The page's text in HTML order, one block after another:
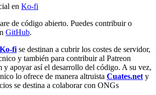
en Ko-fi
de código abierto. Puedes contribuir o
GitHub.
Ko-fi se destinan a cubrir los costes de servidor,
y también para contribuir al Patreon
apoyar así el desarrollo del código. A su vez,
lo ofrece de manera altruista Cuates.net y
se destina a colaborar con ONGs